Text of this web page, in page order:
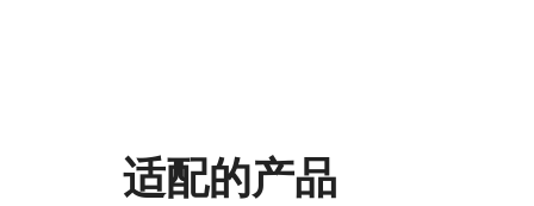
适配的产品